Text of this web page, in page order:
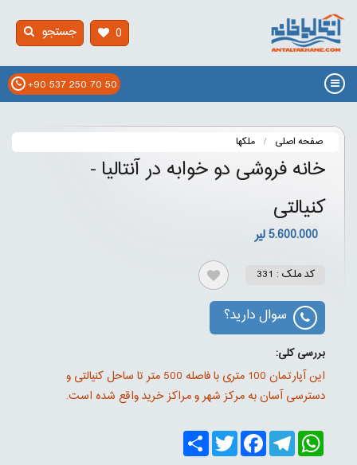
0
+90 537 250 70 50
جستجو
صفحه اصلی ملکها
خانه فروشی دو خوابه در آنتالیا -
کنیالتی
5.600.000 لیر
کد ملک : 331
سوال دارید؟
بررسی کلی:
این آپارتمان 100 متری با فاصله 500 متر تا ساحل کنیالتی و
دسترسی آسان به مرکز شهر و مراکز خرید واقع شده است.
ShareTwitter
FacebookTelegramWhatsApp